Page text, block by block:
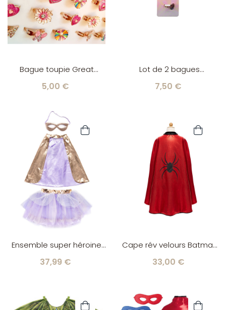
Bague toupie Great
5,00 €
Lot de 2 bagues
Pretenders
7,50 €
Ensemble super héroine
Great Pretenders
37,99 €
Cape rév velours Batman
Pretenders
33,00 €